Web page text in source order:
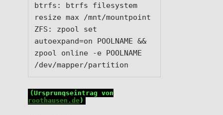
btrfs: btrfs filesystem
resize max /mnt/mountpoint
ZFS: zpool set
autoexpand=on POOLNAME &&
zpool online -e POOLNAME
/dev/mapper/partition
(Ursprungseintrag von
roothausen.de)